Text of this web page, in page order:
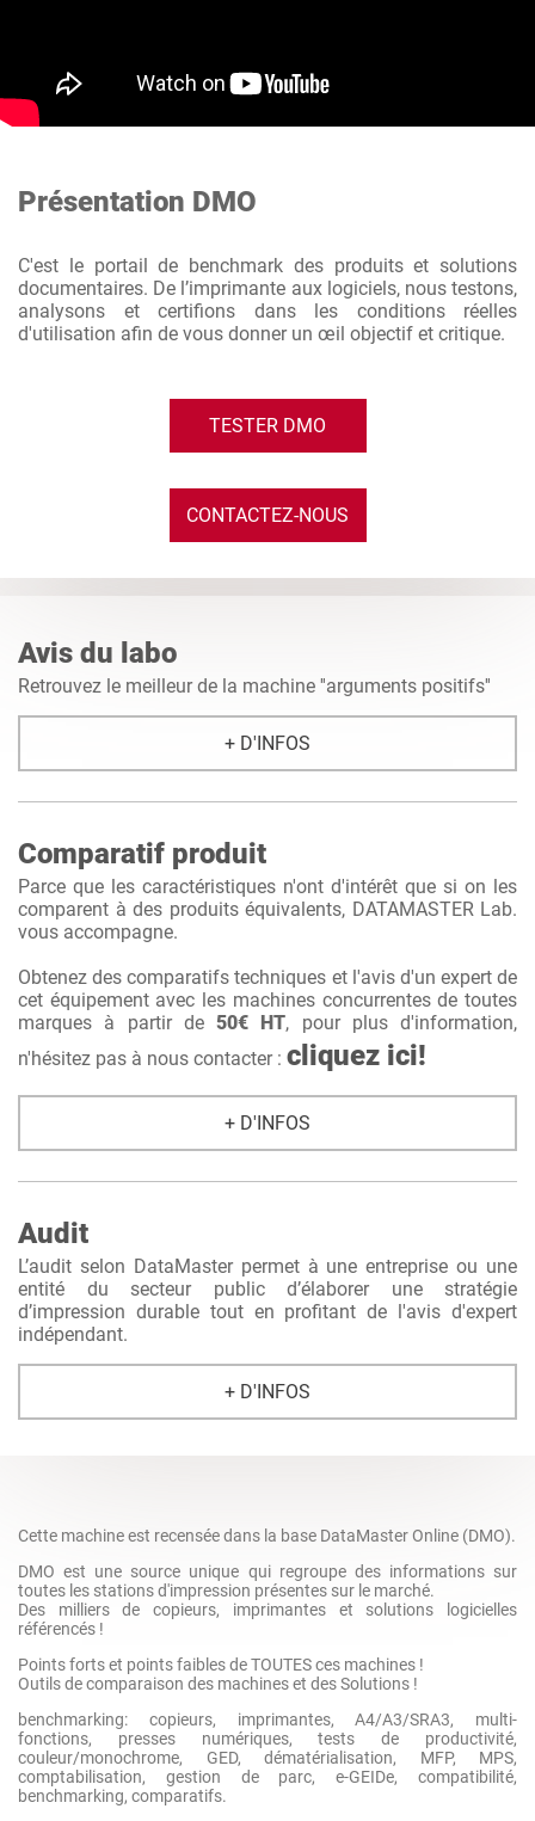
Présentation DMO
C'est le portail de benchmark des produits et solutions
documentaires. De l’imprimante aux logiciels, nous testons,
analysons et certifions dans les conditions réelles
d'utilisation afin de vous donner un œil objectif et critique.
TESTER DMO
CONTACTEZ-NOUS
Avis du labo
Retrouvez le meilleur de la machine ''arguments positifs''
+ D'INFOS
Comparatif produit
Parce que les caractéristiques n'ont d'intérêt que si on les
comparent à des produits équivalents, DATAMASTER Lab.
vous accompagne.
Obtenez des comparatifs techniques et l'avis d'un expert de
cet équipement avec les machines concurrentes de toutes
marques à partir de 50€ HT, pour plus d'information,
n'hésitez pas à nous contacter : cliquez ici!
+ D'INFOS
Audit
L’audit selon DataMaster permet à une entreprise ou une
entité du secteur public d’élaborer une stratégie
d’impression durable tout en profitant de l'avis d'expert
indépendant.
+ D'INFOS
Cette machine est recensée dans la base DataMaster Online (DMO).
DMO est une source unique qui regroupe des informations sur
toutes les stations d'impression présentes sur le marché.
Des milliers de copieurs, imprimantes et solutions logicielles
référencés !
Points forts et points faibles de TOUTES ces machines !
Outils de comparaison des machines et des Solutions !
benchmarking: copieurs, imprimantes, A4/A3/SRA3, multi-
fonctions, presses numériques, tests de productivité,
couleur/monochrome, GED, dématérialisation, MFP, MPS,
comptabilisation, gestion de parc, e-GEIDe, compatibilité,
benchmarking, comparatifs.